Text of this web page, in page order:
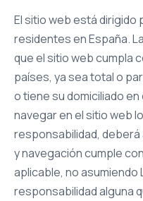
El sitio web está dirigido
residentes en España.
que el sitio web cumpla
países, ya sea total o
o tiene su domiciliado
navegar en el sitio web
responsabilidad,
y navegación cumple
aplicable, no asumiendo
responsabilidad alguna